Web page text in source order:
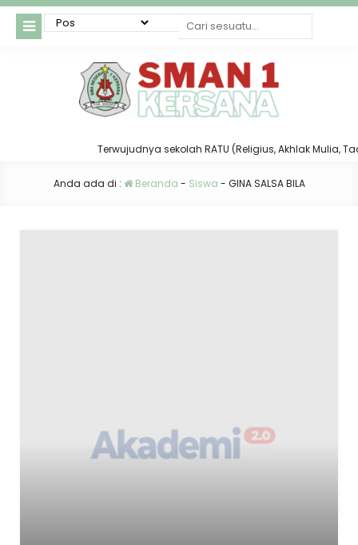
Terwujudnya sekolah RATU (Religius, Akhlak Mulia,
Anda ada di : Beranda - Siswa - GINA SALSA BILA